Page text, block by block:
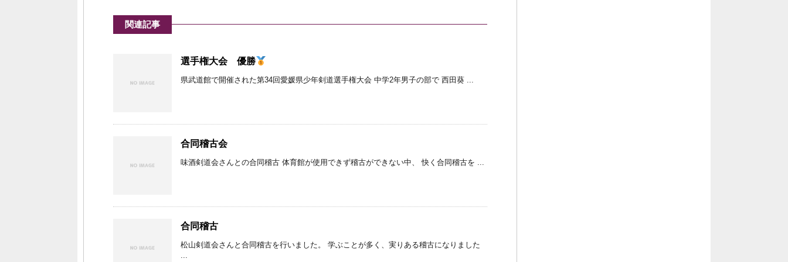
関連記事
選手権大会 優勝
県武道館で開催された第34回愛媛県少年剣道選手権大会 中学2年男子の部で 西田葵 ...
合同稽古会
味酒剣道会さんとの合同稽古 体育館が使用できず稽古ができない中、 快く合同稽古を ...
合同稽古
松山剣道会さんと合同稽古を行いました。 学ぶことが多く、実りある稽古になりました
...